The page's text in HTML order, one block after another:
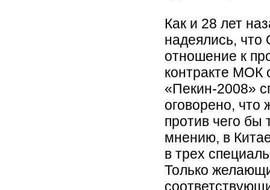
Как и 28 лет
надеялись,
отношение к
контракте МОК
«Пекин-2008»
оговорено, что
против чего бы
мнению, в
в трех
Только